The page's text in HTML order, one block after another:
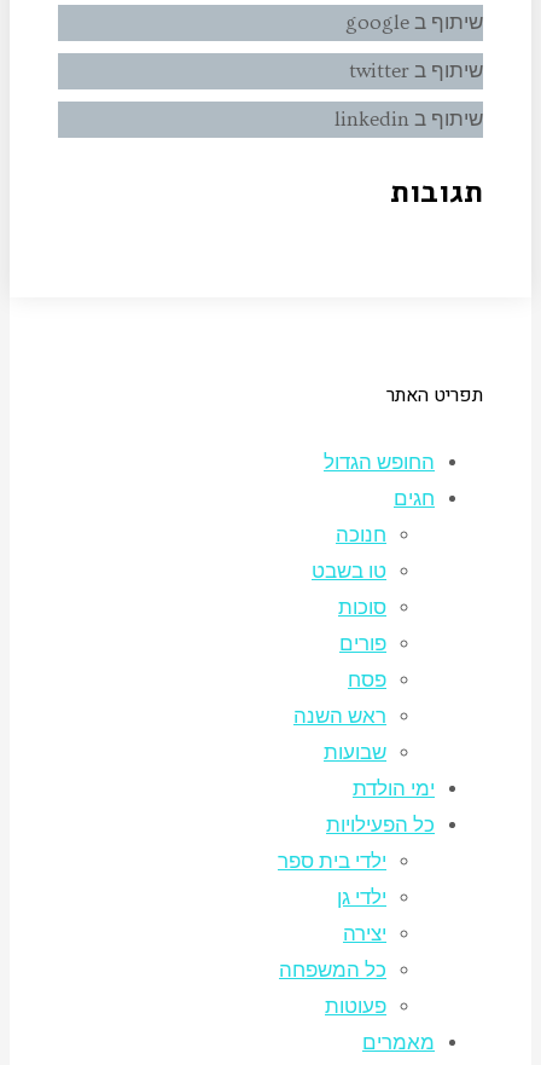
שיתוף ב google
שיתוף ב twitter
שיתוף ב linkedin
תגובות
תפריט האתר
החופש הגדול
חגים
חנוכה
טו בשבט
סוכות
פורים
פסח
ראש השנה
שבועות
ימי הולדת
כל הפעילויות
ילדי בית ספר
ילדי גן
יצירה
כל המשפחה
פעוטות
מאמרים